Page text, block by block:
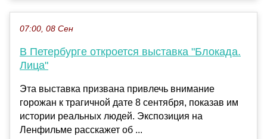
07:00, 08 Сен
В Петербурге откроется выставка "Блокада.
Лица"
Эта выставка призвана привлечь внимание
горожан к трагичной дате 8 сентября, показав им
истории реальных людей. Экспозиция на
Ленфильме расскажет об ...